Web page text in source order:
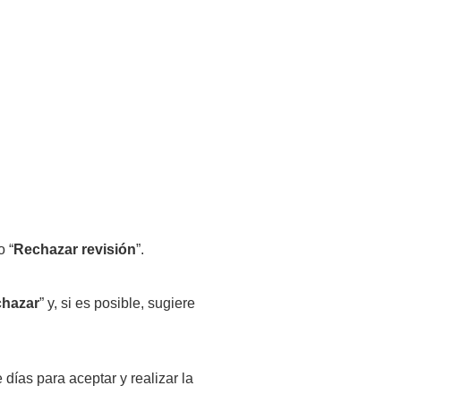
“Rechazar revisión”.
” y, si es posible, sugiere
para aceptar y realizar la